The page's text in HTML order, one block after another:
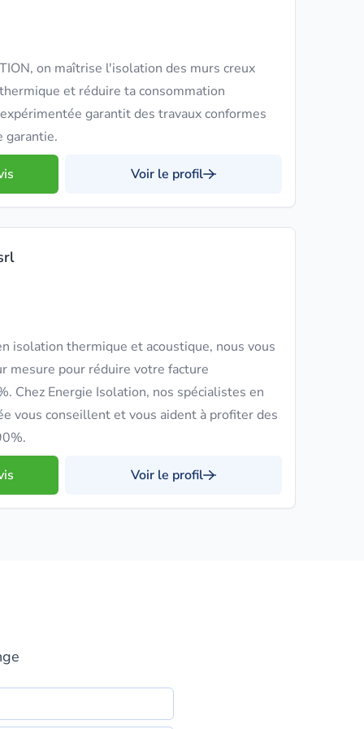
on maîtrise l'isolation des murs creux
et réduire ta consommation
garantit des travaux conformes
garantie.
Voir le profil
isolation thermique et acoustique, nous vous
mesure pour réduire votre facture
Chez Energie Isolation, nos spécialistes en
vous conseillent et vous aident à profiter des
Voir le profil